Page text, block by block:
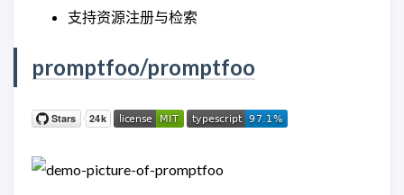
支持资源注册与检索
promptfoo/promptfoo